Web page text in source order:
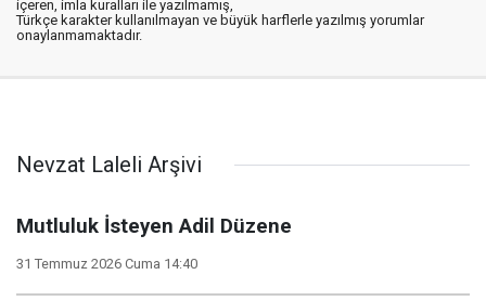
içeren, imla kuralları ile yazılmamış,
Türkçe karakter kullanılmayan ve büyük harflerle yazılmış yorumlar
onaylanmamaktadır.
Nevzat Laleli Arşivi
Mutluluk İsteyen Adil Düzene
31 Temmuz 2026 Cuma 14:40